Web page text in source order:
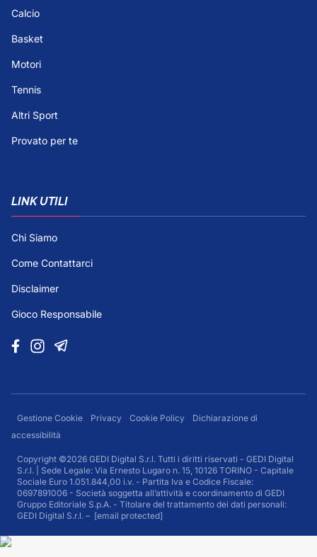
Calcio
Basket
Motori
Tennis
Altri Sport
Provato per te
LINK UTILI
Chi Siamo
Come Contattarci
Disclaimer
Gioco Responsabile
Gestione Cookie Privacy Cookie Policy
Dichiarazione di
accessibilità
Copyright ©2026 GEDI Digital S.r.l. Tutti i diritti riservati - GEDI Digital
S.r.l. | Sede Legale: Via Ernesto Lugaro n. 15, 10126 TORINO - Capitale
Sociale Euro 1.051.844,00 i.v. - Partita Iva e Codice Fiscale:
0697891006 - Società soggetta all’attività e coordinamento di GEDI
Gruppo Editoriale S.p.A. - Titolare del trattamento dei dati personali:
GEDI Digital S.r.l. – [email protected]